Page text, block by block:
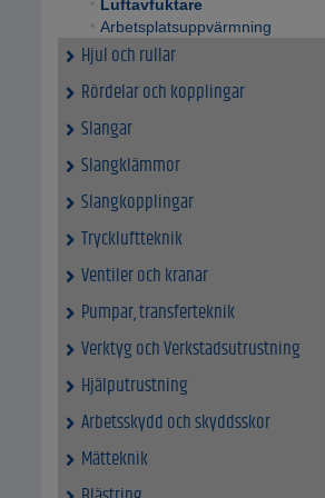
Luftavfuktare
Arbetsplatsuppvärmning
Hjul och rullar
Rördelar och kopplingar
Slangar
Slangklämmor
Slangkopplingar
Tryckluftteknik
Ventiler och kranar
Pumpar, transferteknik
Verktyg och Verkstadsutrustning
Hjälputrustning
Arbetsskydd och skyddsskor
Mätteknik